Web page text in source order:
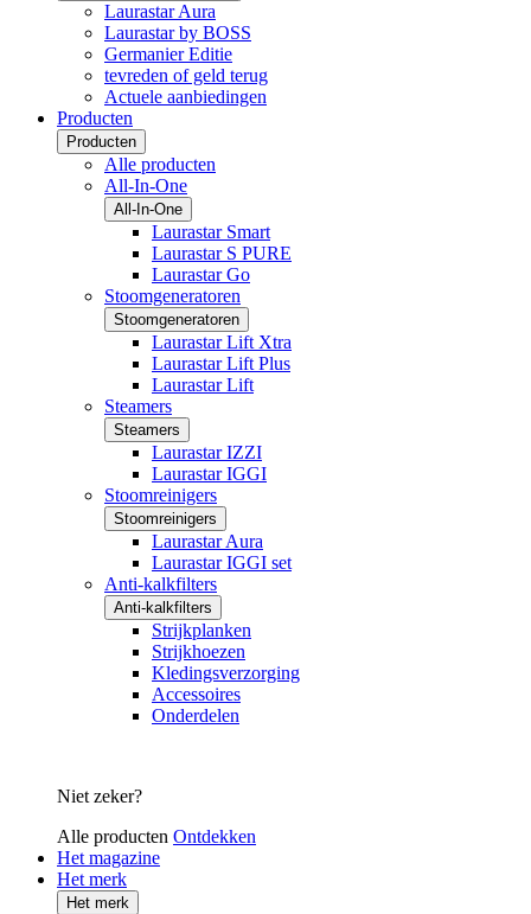
Laurastar Aura
Laurastar by BOSS
Germanier Editie
tevreden of geld terug
Actuele aanbiedingen
Producten
Producten
Alle producten
All-In-One
All-In-One
Laurastar Smart
Laurastar S PURE
Laurastar Go
Stoomgeneratoren
Stoomgeneratoren
Laurastar Lift Xtra
Laurastar Lift Plus
Laurastar Lift
Steamers
Steamers
Laurastar IZZI
Laurastar IGGI
Stoomreinigers
Stoomreinigers
Laurastar Aura
Laurastar IGGI set
Anti-kalkfilters
Anti-kalkfilters
Strijkplanken
Strijkhoezen
Kledingsverzorging
Accessoires
Onderdelen
Niet zeker?
Alle producten Ontdekken
Het magazine
Het merk
Het merk